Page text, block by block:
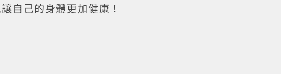
自己的身體更加健康！